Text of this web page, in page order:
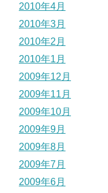
2010年4月
2010年3月
2010年2月
2010年1月
2009年12月
2009年11月
2009年10月
2009年9月
2009年8月
2009年7月
2009年6月